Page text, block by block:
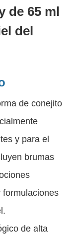
de 65 ml
del
de conejito
y para el
brumas
formulaciones
de alta